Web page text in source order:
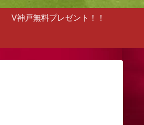
V神戸無料プレゼント！！